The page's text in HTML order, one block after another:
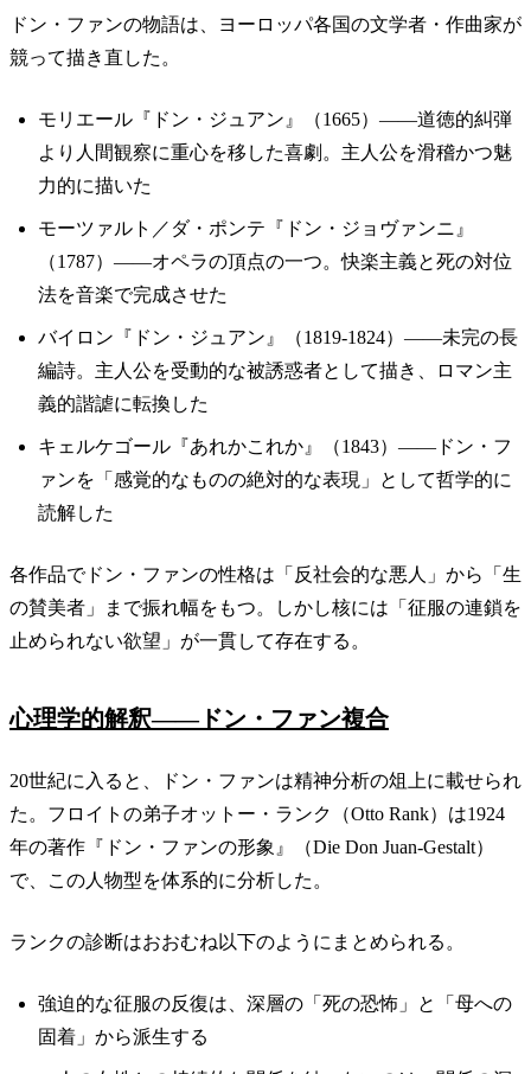
ドン・ファンの物語は、ヨーロッパ各国の文学者・作曲家が
競って描き直した。
モリエール『ドン・ジュアン』（1665）——道徳的糾弾
より人間観察に重心を移した喜劇。主人公を滑稽かつ魅
力的に描いた
モーツァルト／ダ・ポンテ『ドン・ジョヴァンニ』
（1787）——オペラの頂点の一つ。快楽主義と死の対位
法を音楽で完成させた
バイロン『ドン・ジュアン』（1819-1824）——未完の長
編詩。主人公を受動的な被誘惑者として描き、ロマン主
義的諧謔に転換した
キェルケゴール『あれかこれか』（1843）——ドン・フ
ァンを「感覚的なものの絶対的な表現」として哲学的に
読解した
各作品でドン・ファンの性格は「反社会的な悪人」から「生
の賛美者」まで振れ幅をもつ。しかし核には「征服の連鎖を
止められない欲望」が一貫して存在する。
心理学的解釈——ドン・ファン複合
20世紀に入ると、ドン・ファンは精神分析の俎上に載せられ
た。フロイトの弟子オットー・ランク（Otto Rank）は1924
年の著作『ドン・ファンの形象』（Die Don Juan-Gestalt）
で、この人物型を体系的に分析した。
ランクの診断はおおむね以下のようにまとめられる。
強迫的な征服の反復は、深層の「死の恐怖」と「母への
固着」から派生する